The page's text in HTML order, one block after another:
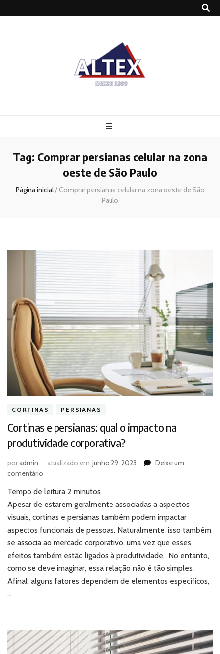
Tag: Comprar persianas celular na zona
oeste de São Paulo
Página inicial/ Comprar persianas celular na zona oeste de São
Paulo
CORTINAS PERSIANAS
Cortinas e persianas: qual o impacto na
produtividade corporativa?
poradmin atualizado em junho 29, 2023
Deixe um
comentário
e
persianas:
qual
impacto
na
produtividade
corporativa?
Tempo de leitura 2 minutos
Apesar de estarem geralmente associadas a aspectos
visuais, cortinas e persianas também podem impactar
aspectos funcionais de pessoas. Naturalmente, isso também
se associa ao mercado corporativo, uma vez que esses
efeitos também estão ligados à produtividade. No entanto,
como se deve imaginar, essa relação não é tão simples.
Afinal, alguns fatores dependem de elementos específicos,
…